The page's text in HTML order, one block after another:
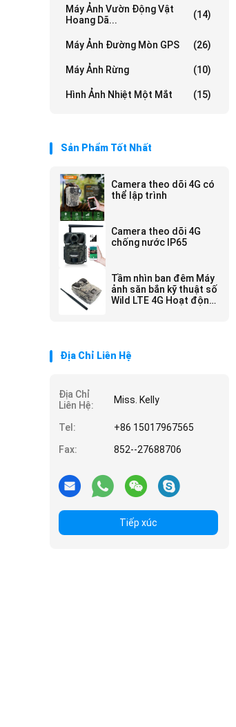
Máy Ảnh Vườn Động Vật
Hoang Dã...
(14)
Máy Ảnh Đường Mòn GPS (26)
Máy Ảnh Rừng (10)
Hình Ảnh Nhiệt Một Mắt (15)
Sản Phẩm Tốt Nhất
Camera theo dõi 4G có
thể lập trình
Camera theo dõi 4G
chống nước IP65
Tầm nhìn ban đêm Máy
ảnh săn bắn kỹ thuật số
Wild LTE 4G Hoạt động
Địa Chỉ Liên Hệ
Địa Chỉ
Liên Hệ:
Miss. Kelly
Tel:
+86 15017967565
Fax:
852--27688706
Tiếp xúc